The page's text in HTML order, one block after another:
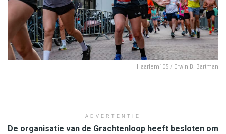
Haarlem105 / Erwin B. Bartman
ADVERTENTIE
De organisatie van de Grachtenloop heeft besloten om